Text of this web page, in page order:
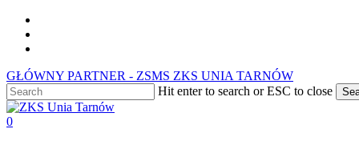
Skip
main
GŁÓWNY PARTNER - ZSMS ZKS UNIA TARNÓW
Hit enter to search or ESC to close
Close
Search
0